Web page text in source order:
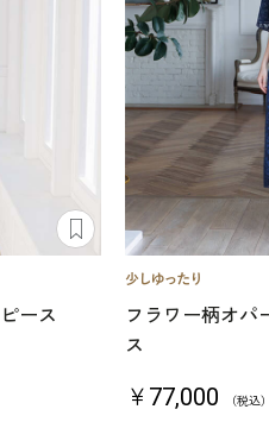
ース
フラワー柄オパ
ス
￥77,000 （税込）